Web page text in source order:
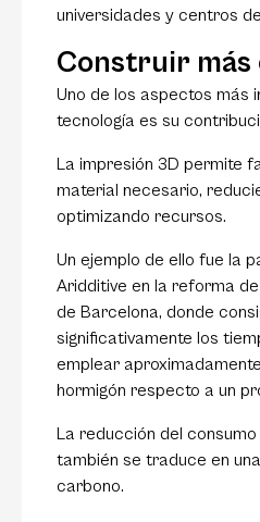
universidades y centros
Construir más
Uno de los aspectos más
tecnología es su
La impresión 3D permite
material necesario,
optimizando recursos.
Un ejemplo de ello fue la
Aridditive en la reforma
de Barcelona, donde
significativamente los
emplear
hormigón respecto a un
La reducción del
también se traduce en
carbono.